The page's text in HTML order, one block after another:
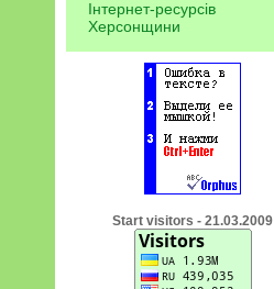
Інтернет-ресурсів
Херсонщини
Start visitors - 21.03.2009